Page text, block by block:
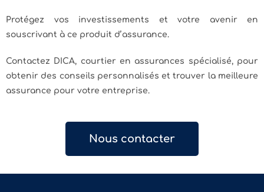
Protégez vos investissements et votre avenir en
souscrivant à ce produit d’assurance.
Contactez DICA, courtier en assurances spécialisé, pour
obtenir des conseils personnalisés et trouver la meilleure
assurance pour votre entreprise.
Nous contacter